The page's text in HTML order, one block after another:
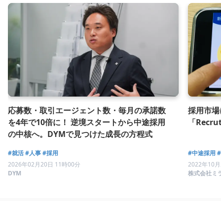
応募数・取引エージェント数・毎月の承諾数
を4年で10倍に！ 逆境スタートから中途採用
の中核へ。DYMで見つけた成長の方程式
#就活#人事#採用
2026年02月20日 11時00分
DYM
採用市
「
#中途採用
2022年10
株式会社ミ